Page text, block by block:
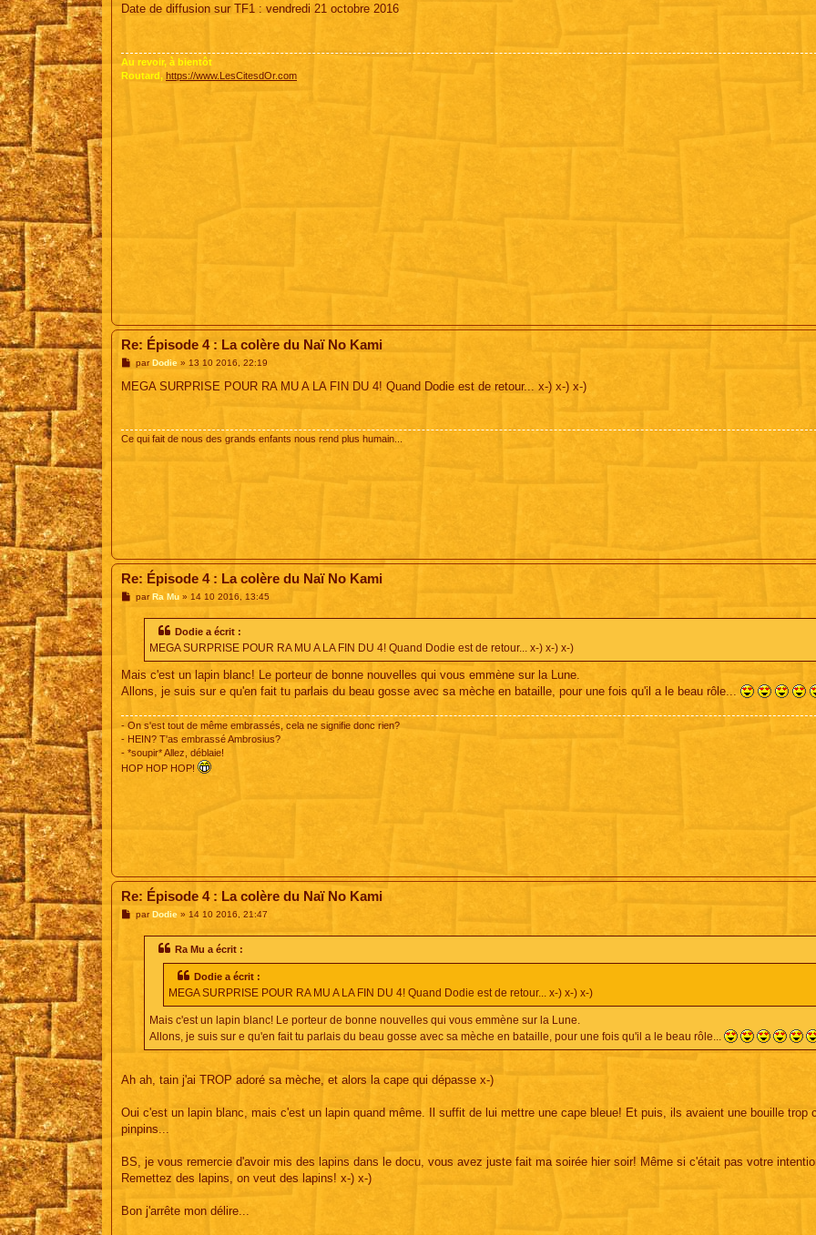
s
Date de diffusion sur TF1 : vendredi 21 octobre 2016
Au revoir, à bientôt
Routard, https://www.LesCitesdOr.com
Re: Épisode 4 : La colère du Naï No Kami
M
s
parDodie» 13 10 2016, 22:19
MEGA SURPRISE POUR RA MU A LA FIN DU 4! Quand Dodie est de retour... x-) x-) x-)
Ce qui fait de nous des grands enfants nous rend plus humain...
Re: Épisode 4 : La colère du Naï No Kami
MparRa Mu» 14 10 2016, 13:45
Dodie a écrit :
MEGA SURPRISE POUR RA MU A LA FIN DU 4! Quand Dodie est de retour... x-) x-) x-)
Mais c'est un lapin blanc! Le porteur de bonne nouvelles qui vous emmène sur la Lune.
Allons, je suis sur e qu'en fait tu parlais du beau gosse avec sa mèche en bataille, pour une fois qu'il a le beau rôle...
- On s'est tout de même embrassés, cela ne signifie donc rien?
- HEIN? T'as embrassé Ambrosius?
- *soupir* Allez, déblaie!
HOP HOP HOP!
Re: Épisode 4 : La colère du Naï No Kami
Mpar Dodie» 14 10 2016, 21:47
Ra Mu a écrit :
Dodie a écrit :
MEGA SURPRISE POUR RA MU A LA FIN DU 4! Quand Dodie est de retour... x-) x-) x-)
Mais c'est un lapin blanc! Le porteur de bonne nouvelles qui vous emmène sur la Lune.
Allons, je suis sur e qu'en fait tu parlais du beau gosse avec sa mèche en bataille, pour une fois qu'il a le beau rôle...
Ah ah, tain j'ai TROP adoré sa mèche, et alors la cape qui dépasse x-)
Oui c'est un lapin blanc, mais c'est un lapin quand même. Il suffit de lui mettre une cape bleue! Et puis, ils avaient une bouille trop
pinpins...
BS, je vous remercie d'avoir mis des lapins dans le docu, vous avez juste fait ma soirée hier soir! Même si c'était pas votre
Remettez des lapins, on veut des lapins! x-) x-)
Bon j'arrête mon délire...